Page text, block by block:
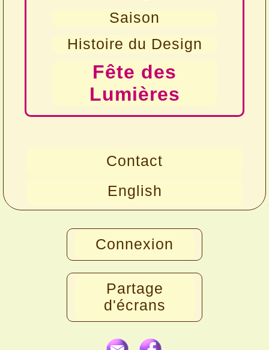
Saison
Histoire du Design
Fête des
Lumières
Contact
English
Connexion
Partage
d'écrans